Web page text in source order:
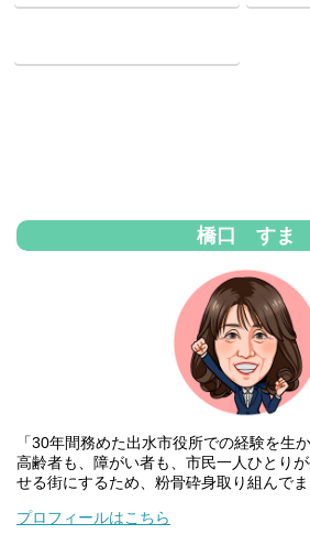
橋口 すま
「30年間務めた出水市役所での経験を生
高齢者も、障がい者も、市民一人ひとり
せる街にするため、粉骨砕身取り組んでま
プロフィールはこちら